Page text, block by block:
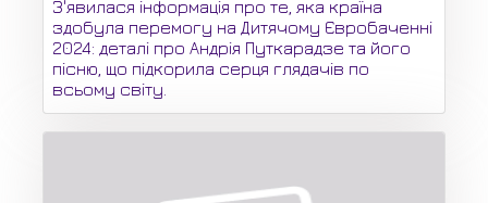
З'явилася інформація про те, яка країна
здобула перемогу на Дитячому Євробаченні
2024: деталі про Андрія Путкарадзе та його
пісню, що підкорила серця глядачів по
всьому світу.